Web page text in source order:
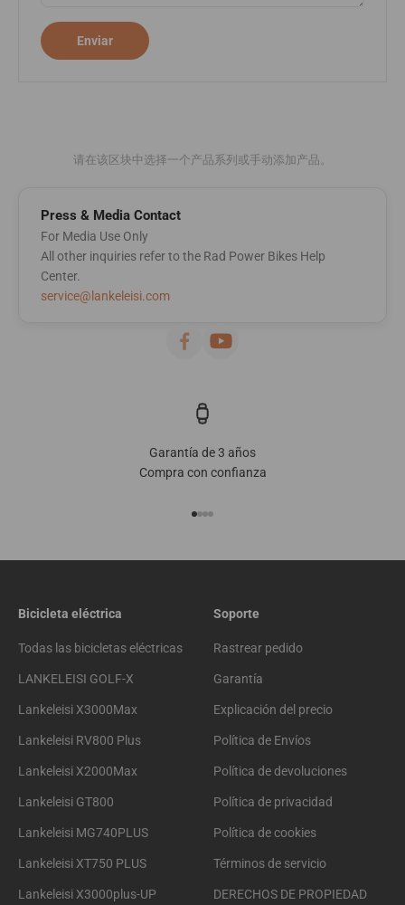
Enviar
请在该区块中选择一个产品系列或手动添加产品。
Press & Media Contact
For Media Use Only
All other inquiries refer to the Rad Power Bikes Help
Center.
service@lankeleisi.com
Garantía de 3 años
Compra con confianza
Bicicleta eléctrica
Todas las bicicletas eléctricas
LANKELEISI GOLF-X
Lankeleisi X3000Max
Lankeleisi RV800 Plus
Lankeleisi X2000Max
Lankeleisi GT800
Lankeleisi MG740PLUS
Lankeleisi XT750 PLUS
Lankeleisi X3000plus-UP
Soporte
Rastrear pedido
Garantía
Explicación del precio
Política de Envíos
Política de devoluciones
Política de privacidad
Política de cookies
Términos de servicio
DERECHOS DE PROPIEDAD